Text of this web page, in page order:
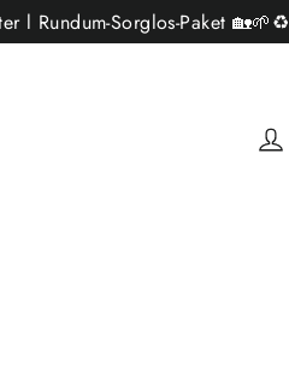
l Rundum-Sorglos-Paket 🏡🌱♻️